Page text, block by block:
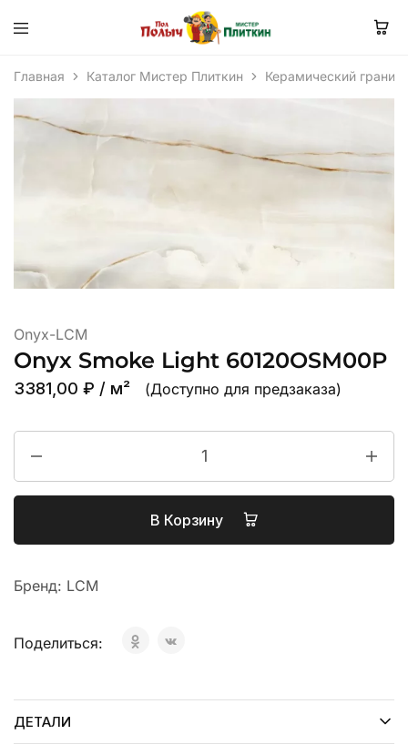
Главная Каталог Мистер Плиткин Керамический гранит
Onyx-LCM
Onyx Smoke Light 60120OSM00P
3381,00 ₽ / м² (Доступно для предзаказа)
В Корзину
Бренд: LCM
Поделиться:
ДЕТАЛИ